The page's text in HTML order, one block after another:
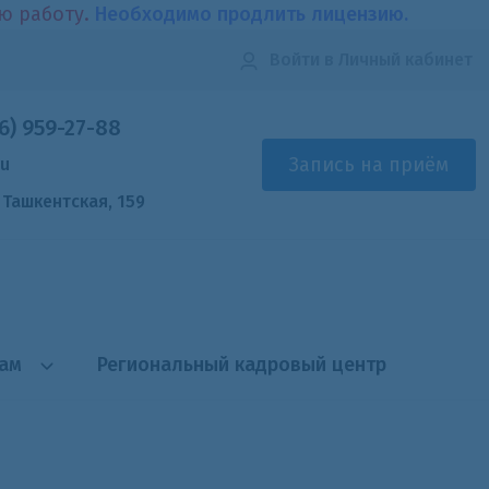
работу.
959-27-88
159
Запись на приём
Региональный кадровый центр